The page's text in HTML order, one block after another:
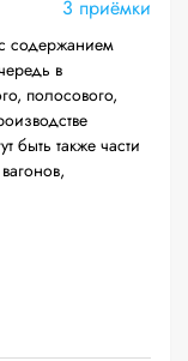
3 приёмки
содержанием
в
полосового,
быть также части